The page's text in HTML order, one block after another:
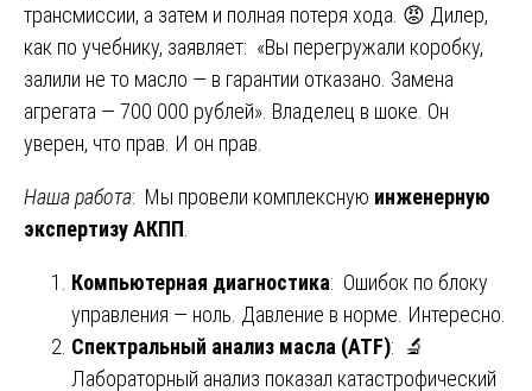
трансмиссии, а затем и полная потеря хода. 😡 Дилер,
как по учебнику, заявляет: «Вы перегружали коробку,
залили не то масло — в гарантии отказано. Замена
агрегата — 700 000 рублей». Владелец в шоке. Он
уверен, что прав. И он прав.
Наша работа: Мы провели комплексную инженерную
экспертизу АКПП
Компьютерная диагностика: Ошибок по блоку
управления — ноль. Давление в норме. Интересно.
Спектральный анализ масла (ATF): 🔬
Лабораторный анализ показал катастрофический